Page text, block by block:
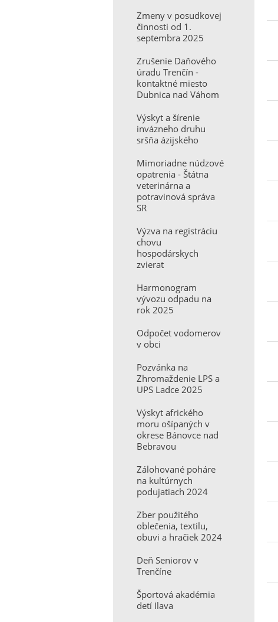
Zmeny v posudkovej
činnosti od 1.
septembra 2025
Zrušenie Daňového
úradu Trenčín -
kontaktné miesto
Dubnica nad Váhom
Výskyt a šírenie
invázneho druhu
sršňa ázijského
Mimoriadne núdzové
opatrenia - Štátna
veterinárna a
potravinová správa
SR
Výzva na registráciu
chovu
hospodárskych
zvierat
Harmonogram
vývozu odpadu na
rok 2025
Odpočet vodomerov
v obci
Pozvánka na
Zhromaždenie LPS a
UPS Ladce 2025
Výskyt afrického
moru ošípaných v
okrese Bánovce nad
Bebravou
Zálohované poháre
na kultúrnych
podujatiach 2024
Zber použitého
oblečenia, textilu,
obuvi a hračiek 2024
Deň Seniorov v
Trenčíne
Športová akadémia
detí Ilava